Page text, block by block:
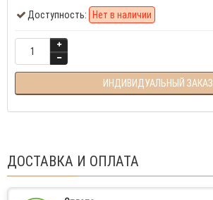
Доступность: Нет в наличии
ИНДИВИДУАЛЬНЫЙ ЗАКАЗ
ДОСТАВКА И ОПЛАТА